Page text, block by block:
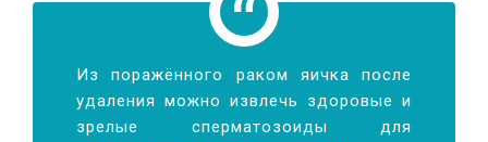
Из поражённого раком яичка после
удаления можно извлечь здоровые и
зрелые сперматозоиды для